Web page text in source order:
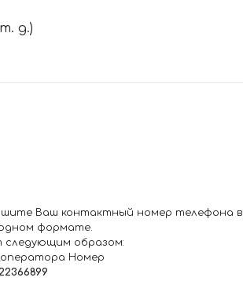
д.)
Ваш контактный номер телефона в
формате.
образом:
Номер